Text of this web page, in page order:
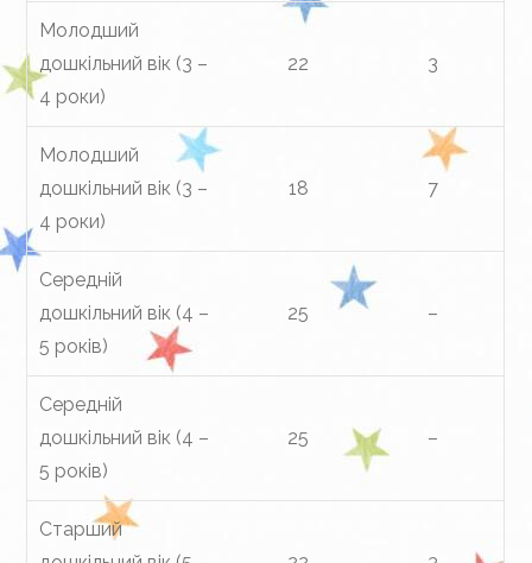
Молодший
дошкільний вік (3 –
4 роки)
22 3
Молодший
дошкільний вік (3 –
4 роки)
18 7
Середній
дошкільний вік (4 –
5 років)
25 –
Середній
дошкільний вік (4 –
5 років)
25 –
Старший